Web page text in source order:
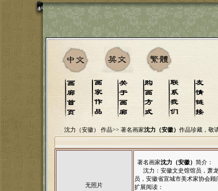
沈力（安徽） 作品>> 著名画家沈力（安徽） 作品珍藏，敬
无照片
著名画家沈力（安徽） 简介：
沈力：安徽文史馆馆员，萧龙
员，安徽省宣城市美术家协会
扩展阅读：